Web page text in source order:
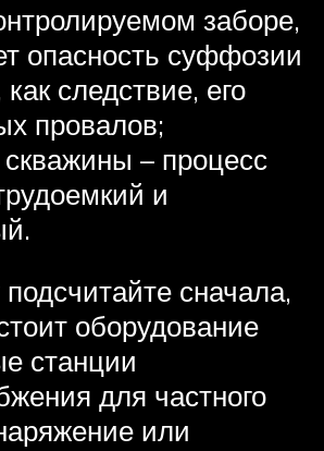
заборе,
опасность суффозии
как следствие, его
провалов;
– процесс
и
сначала,
оборудование
станции
для частного
или